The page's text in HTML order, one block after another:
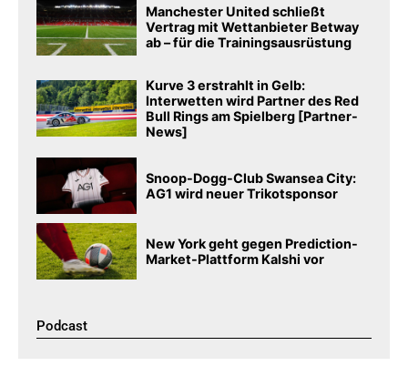
Manchester United schließt
Vertrag mit Wettanbieter Betway
ab – für die Trainingsausrüstung
Kurve 3 erstrahlt in Gelb:
Interwetten wird Partner des Red
Bull Rings am Spielberg [Partner-
News]
Snoop-Dogg-Club Swansea City:
AG1 wird neuer Trikotsponsor
New York geht gegen Prediction-
Market-Plattform Kalshi vor
Podcast​